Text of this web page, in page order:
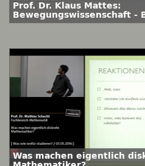
Prof. Dr. Klaus Mattes:
Bewegungswissenschaft -
erforschen, erleben und
Was machen eigentlich